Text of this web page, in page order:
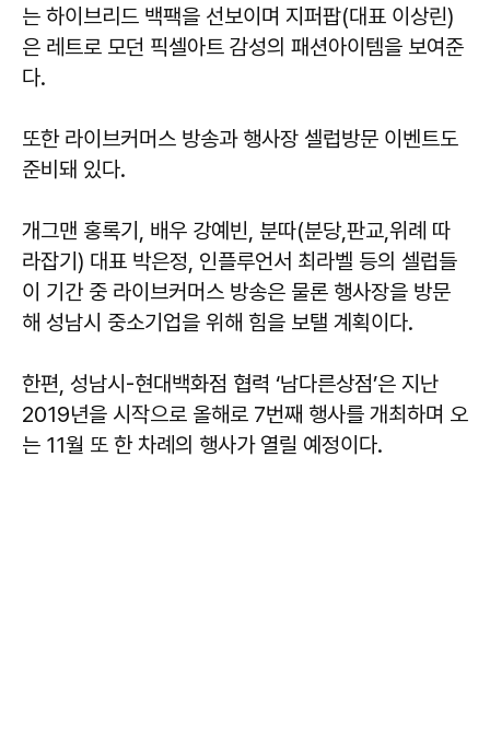
는 하이브리드 백팩을 선보이며 지퍼팝(대표 이상린)
은 레트로 모던 픽셀아트 감성의 패션아이템을 보여준
다.
또한 라이브커머스 방송과 행사장 셀럽방문 이벤트도
준비돼 있다.
개그맨 홍록기, 배우 강예빈, 분따(분당,판교,위례 따
라잡기) 대표 박은정, 인플루언서 최라벨 등의 셀럽들
이 기간 중 라이브커머스 방송은 물론 행사장을 방문
해 성남시 중소기업을 위해 힘을 보탤 계획이다.
한편, 성남시-현대백화점 협력 ‘남다른상점’은 지난
2019년을 시작으로 올해로 7번째 행사를 개최하며 오
는 11월 또 한 차례의 행사가 열릴 예정이다.